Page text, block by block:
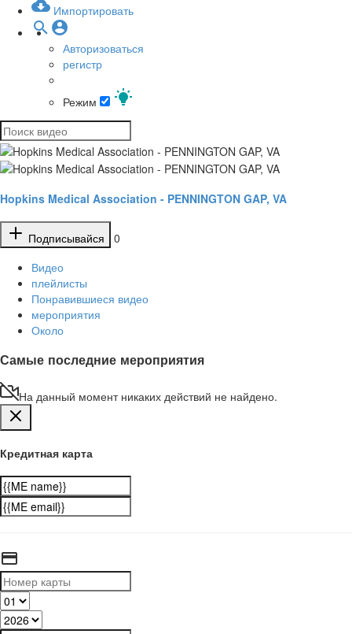
Импортировать
Авторизоваться
регистр
Режим
Hopkins Medical Association - PENNINGTON GAP, VA
Подписывайся
0
Видео
плейлисты
Понравившиеся видео
мероприятия
Около
Самые последние мероприятия
На данный момент никаких действий не найдено.
Кредитная карта